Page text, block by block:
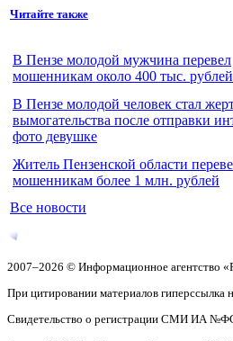
Читайте также
В Пензе молодой мужчина перевел
мошенникам около 400 тыс. рублей
В Пензе молодой человек стал
вымогательства после отправки
фото девушке
Житель Пензенской области
мошенникам более 1 млн. рублей
Все новости
2007–2026 © Информационное агентство
При цитировании материалов гиперссылка
Свидетельство о регистрации СМИ ИА